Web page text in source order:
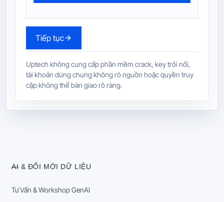
Tiếp tục
Uptech không cung cấp phần mềm crack, key trôi nổi,
tài khoản dùng chung không rõ nguồn hoặc quyền truy
cập không thể bàn giao rõ ràng.
AI & ĐỔI MỚI DỮ LIỆU
Tư Vấn & Workshop GenAI